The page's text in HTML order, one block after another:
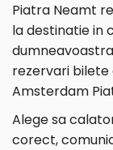
Piatra Neamt
la destinatie in
rezervari
Amsterdam
Alege sa
corect,